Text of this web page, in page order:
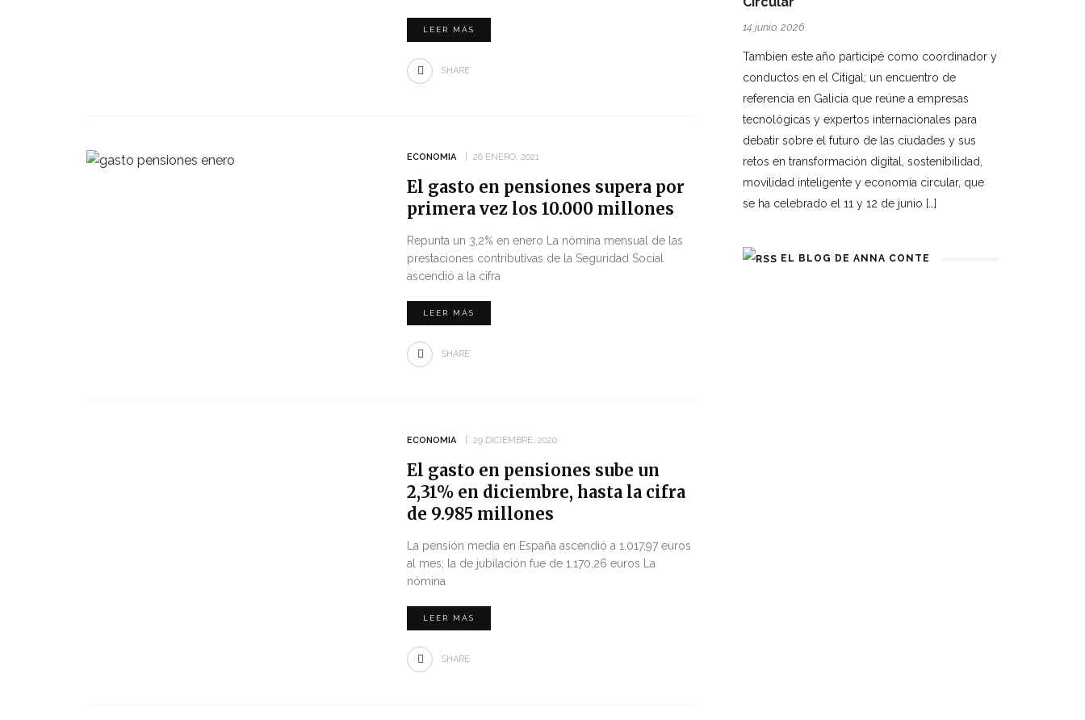
LEER MÁS
SHARE
ECONOMIA 26 ENERO, 2021
El gasto en pensiones supera por
primera vez los 10.000 millones
Repunta un 3,2% en enero La nómina mensual de las
prestaciones contributivas de la Seguridad Social
ascendió a la cifra
LEER MÁS
SHARE
ECONOMIA 29 DICIEMBRE, 2020
El gasto en pensiones sube un
2,31% en diciembre, hasta la cifra
de 9.985 millones
La pensión media en España ascendió a 1.017,97 euros
al mes; la de jubilación fue de 1.170,26 euros La
nómina
LEER MÁS
SHARE
14 junio, 2026
Tambien este año participé como coordinador y
conductos en el Citigal; un encuentro de
referencia en Galicia que reúne a empresas
tecnológicas y expertos internacionales para
debatir sobre el futuro de las ciudades y sus
retos en transformación digital, sostenibilidad,
movilidad inteligente y economía circular, que
se ha celebrado el 11 y 12 de junio […]
EL BLOG DE ANNA CONTE